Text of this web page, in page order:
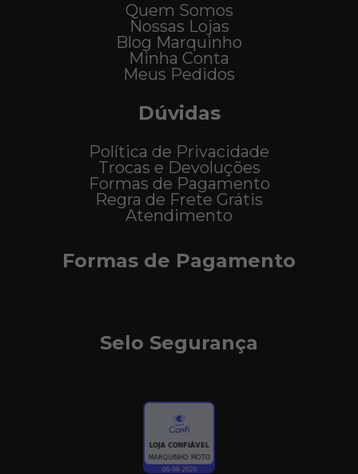
Quem Somos
Nossas Lojas
Blog Marquinho
Minha Conta
Meus Pedidos
Dúvidas
Política de Privacidade
Trocas e Devoluções
Formas de Pagamento
Regra de Frete Grátis
Atendimento
Formas de Pagamento
Selo Segurança